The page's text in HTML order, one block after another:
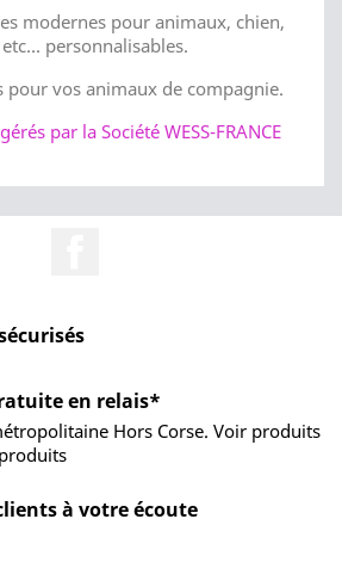
modernes pour animaux, chien,
personnalisables.
pour vos animaux de compagnie.
par la Société WESS-FRANCE
en relais*
Hors Corse. Voir produits
à votre écoute